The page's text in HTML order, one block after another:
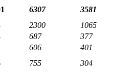
6307
3581
2300
1065
687
377
606
401
755
304